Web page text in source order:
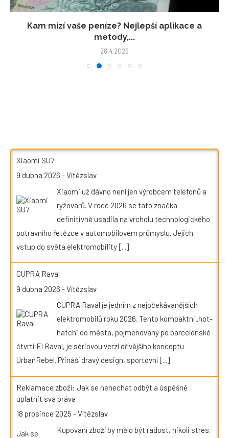
Kam mizí vaše peníze? Nejlepší aplikace a
metody,...
28.4.2026
Xiaomi SU7
9 dubna 2026 -Vítězslav
Xiaomi už dávno není jen výrobcem telefonů a
rýžovarů. V roce 2026 se tato značka
definitivně usadila na vrcholu technologického
potravního řetězce v automobilovém průmyslu. Jejich
vstup do světa elektromobility[...]
CUPRA Raval
9 dubna 2026 -Vítězslav
CUPRA Raval je jedním z nejočekávanějších
elektromobilů roku 2026. Tento kompaktní „hot-
hatch“ do města, pojmenovaný po barcelonské
čtvrti El Raval, je sériovou verzí dřívějšího konceptu
UrbanRebel. Přináší dravý design, sportovní[...]
Reklamace zboží: Jak se nenechat odbýt a úspěšně
uplatnit svá práva
18 prosince 2025 -Vítězslav
Kupování zboží by mělo být radost, nikoli stres.